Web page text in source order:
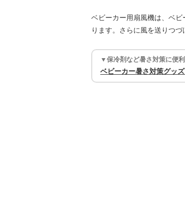
ベビーカー用扇風機は、ベ
ります。さらに風を送りつ
▼保冷剤など暑さ対策に便
ベビーカー暑さ対策グッ